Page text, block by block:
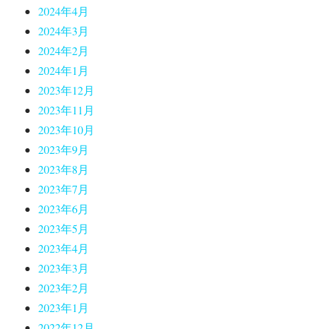
2024年4月
2024年3月
2024年2月
2024年1月
2023年12月
2023年11月
2023年10月
2023年9月
2023年8月
2023年7月
2023年6月
2023年5月
2023年4月
2023年3月
2023年2月
2023年1月